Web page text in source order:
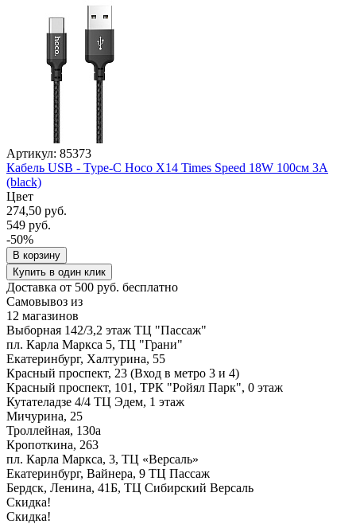
Артикул: 85373
Кабель USB - Type-C Hoco X14 Times Speed 18W 100см 3A
(black)
Цвет
274,50 руб.
549 руб.
-50%
В корзину
Купить в один клик
Доставка от 500 руб. бесплатно
Самовывоз из
12 магазинов
Выборная 142/3,2 этаж ТЦ "Пассаж"
пл. Карла Маркса 5, ТЦ "Грани"
Екатеринбург, Халтурина, 55
Красный проспект, 23 (Вход в метро 3 и 4)
Красный проспект, 101, ТРК "Ройял Парк", 0 этаж
Кутателадзе 4/4 ТЦ Эдем, 1 этаж
Мичурина, 25
Троллейная, 130а
Кропоткина, 263
пл. Карла Маркса, 3, ТЦ «Версаль»
Екатеринбург, Вайнера, 9 ТЦ Пассаж
Бердск, Ленина, 41Б, ТЦ Сибирский Версаль
Скидка!
Скидка!